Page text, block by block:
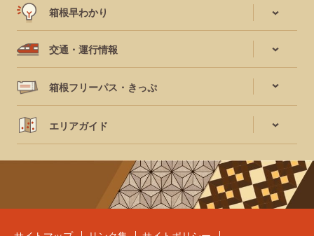
箱根早わかり
交通・運行情報
箱根フリーパス・きっぷ
エリアガイド